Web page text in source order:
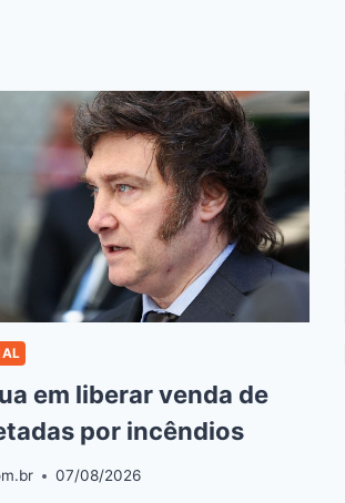
em liberar venda de
por incêndios
07/08/2026